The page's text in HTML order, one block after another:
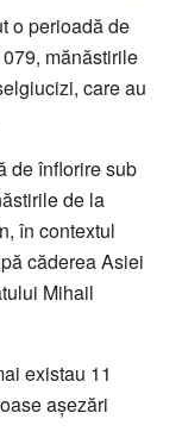
o perioadă de
mănăstirile
care au
de înflorire sub
de la
în contextul
căderea Asiei
Mihail
existau 11
așezări